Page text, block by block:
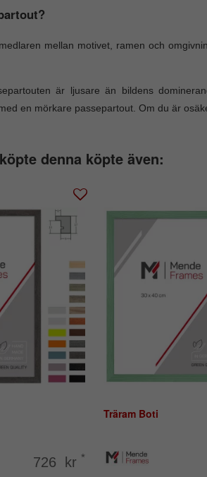
mellan motivet, ramen och
är ljusare än bildens
en mörkare passepartout. Om du är
denna köpte även:
726 kr *
Träram Boti